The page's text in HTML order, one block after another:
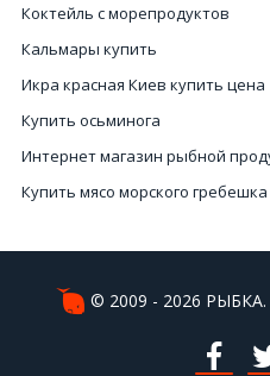
Коктейль с морепродуктов
Кальмары купить
Икра красная Киев купить цена
Купить осьминога
Интернет магазин рыбной
Купить мясо морского гребешка
Мясо мидий© 2009 - 2026